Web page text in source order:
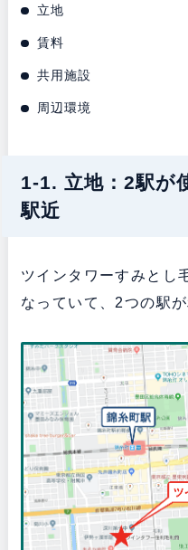
立地
賃料
共用施設
周辺環境
1-1. 立地：2駅が
駅近
ツインタワーすみとし
なっていて、2つの駅が